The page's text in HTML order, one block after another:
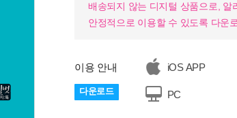
배송되지 않는 디지털 상품으로, 알
안정적으로 이용할 수 있도록 다운
이용 안내
다운로드
iOS APP
PC